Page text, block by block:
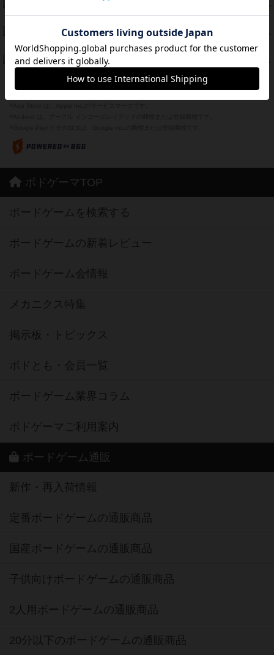
PT
PT
Bitter End ブタペスト救出作戦
PT
ドコジャン
ボドゲーマTOP
ボードゲームを検索する
ボードゲームの新着レビュー
ボードゲーム会情報
メカニクス特集
掲示板・トピックス
ボドとも・会員一覧
ボードゲーム業界コラム
ボドゲーマご利用案内
ボードゲーム通販
新作・再入荷情報
定番ボードゲームの通販商品
国産ボードゲームの通販商品
子供向けボードゲームの通販商品
2人用ボードゲームの通販商品
20分以下のボードゲームの通販商品